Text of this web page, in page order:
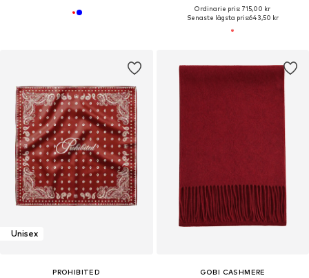
Ordinarie pris: 715,00 kr
Senaste lägsta pris:643,50 kr
Unisex
PROHIBITED
GOBI CASHMERE